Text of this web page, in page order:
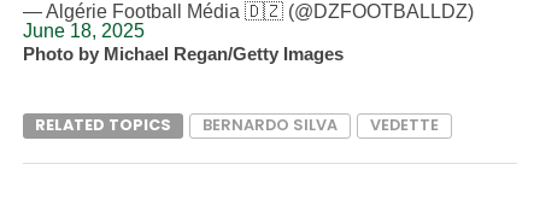
— Algérie Football Média 🇩🇿 (@DZFOOTBALLDZ)
June 18, 2025
Photo by Michael Regan/Getty Images
RELATED TOPICS BERNARDO SILVA VEDETTE